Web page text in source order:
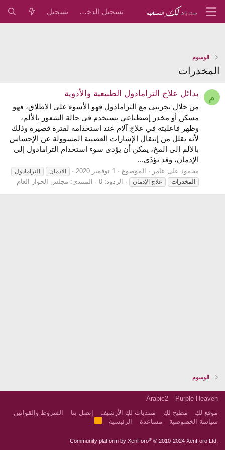
تسجيل الدخول تسجيل
الوسوم
المخدرات
م بدائل علاج الترامادول الطبيعية والأدوية
من خلال تجربتى مع الترامادول فهو الأسوء على الاطلاق، فهو
مسكن أو مخدر إصطناعي يستخدم فى حالة الشعور بالألم،
وظهر فاعليته في علاج آلام عند استخدامه لفترة قصيرة وذلك
لأنه يقلل من إنتقال الإشارات العصبية المسؤولة عن الإحساس
بالألم إلى المخ، يمكن أن يؤدى سوء استخدام الترامادول إلى
الإدمان، وقد تؤدّي...
محمود على عامر الموضوع 1 نوفمبر 2020 الادمان
الترامادول
المخدرات
علاج الإدمان الردود: 0 المنتدى: مجلس الحوار العام
الوسوم
Purple Heaven
Arabic2
موقع لكِ
مطبخ لكِ منتديات لكِ الأرشيف إتصل بنا
الشروط والقوانين
سياسة الخصوصية
مساعدة الرئيسية
Community platform by XenForo® © 2010-2024 XenForo Ltd.